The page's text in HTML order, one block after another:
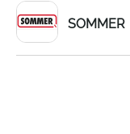
SOMMER